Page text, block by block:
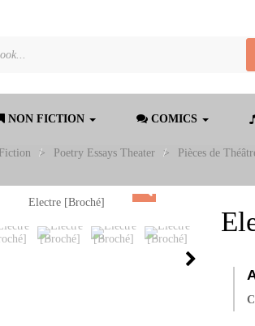
NON FICTION COMICS
Fiction > Poetry Essays Theater > Pièces de